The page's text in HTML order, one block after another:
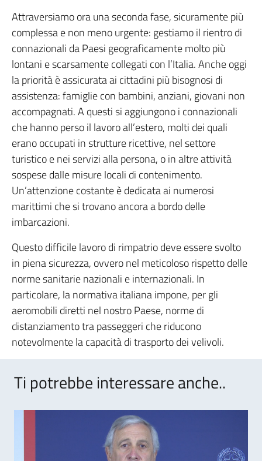
Attraversiamo ora una seconda fase, sicuramente più
complessa e non meno urgente: gestiamo il rientro di
connazionali da Paesi geograficamente molto più
lontani e scarsamente collegati con l’Italia. Anche oggi
la priorità è assicurata ai cittadini più bisognosi di
assistenza: famiglie con bambini, anziani, giovani non
accompagnati. A questi si aggiungono i connazionali
che hanno perso il lavoro all’estero, molti dei quali
erano occupati in strutture ricettive, nel settore
turistico e nei servizi alla persona, o in altre attività
sospese dalle misure locali di contenimento.
Un’attenzione costante è dedicata ai numerosi
marittimi che si trovano ancora a bordo delle
imbarcazioni.
Questo difficile lavoro di rimpatrio deve essere svolto
in piena sicurezza, ovvero nel meticoloso rispetto delle
norme sanitarie nazionali e internazionali. In
particolare, la normativa italiana impone, per gli
aeromobili diretti nel nostro Paese, norme di
distanziamento tra passeggeri che riducono
notevolmente la capacità di trasporto dei velivoli.
Ti potrebbe interessare anche..